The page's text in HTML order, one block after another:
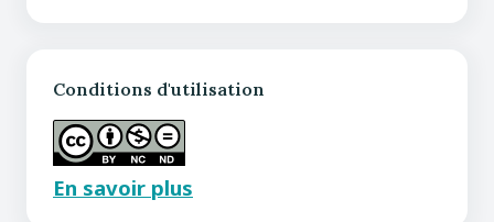
Conditions d'utilisation
En savoir plus